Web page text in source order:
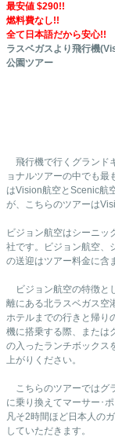
最安値 $290!!
燃料費なし!!
全て日本語だから安心!!
ラスベガスより飛行機
公園ツアー
飛行機で行くグランド
ョナルツアーの中でも最
はVision航空とScenic航
が、こちらのツアーは
ビジョン航空はシーニッ
社です。ビジョン航空、
の送迎はツアー料金に含
ビジョン航空の特徴と
離にある北ラスベガス空
ホテルまでの行きと帰り
機に搭乗する際、または
の入ったランチボックス
上がりください。
こちらのツアーではグ
に乗り換えてマーサー･
凡そ2時間ほど日本人の
していただきます。